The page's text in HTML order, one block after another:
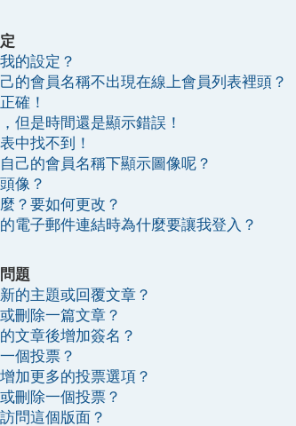
的設定？
的會員名稱不出現在線上會員列表裡頭？
確！
但是時間還是顯示錯誤！
中找不到！
己的會員名稱下顯示圖像呢？
像？
？要如何更改？
電子郵件連結時為什麼要讓我登入？
題
的主題或回覆文章？
刪除一篇文章？
文章後增加簽名？
個投票？
加更多的投票選項？
刪除一個投票？
問這個版面？